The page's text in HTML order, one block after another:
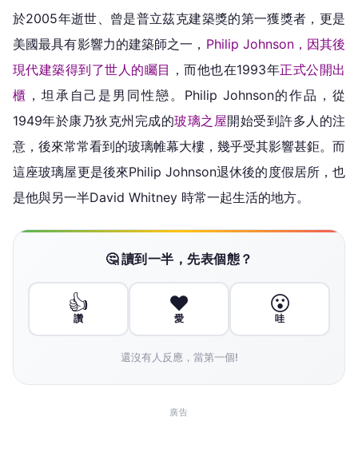
於2005年逝世、曾是普立茲克建築獎的第一獲獎者，更是
美國最具有影響力的建築師之一， Philip Johnson，因其後
現代建築得到了世人的矚目 ，而他也在1993年正式公開出
櫃 ，坦承自己是男同性戀。Philip Johnson的作品，從
1949年於康乃狄克州完成的玻璃之屋開始受到許多人的注
意，後來常常看到的玻璃帷幕大樓，幾乎受其影響甚鉅。而
這座玻璃屋更是後來Philip Johnson退休後的度假居所，也
是他與另一半David Whitney 時常一起生活的地方。
🤔 讀到一半，先表個態？
👍
讚
❤️
愛
😮
哇
還沒有人反應，當第一個!
廣告